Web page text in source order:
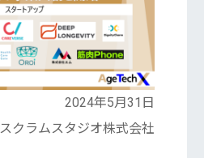
2024年5月31日
スクラムスタジオ株式会社